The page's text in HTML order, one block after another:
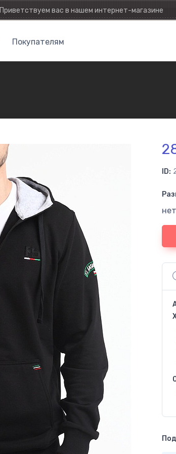
Приветствуем вас в нашем интернет-магазине
Покупателям
ID: